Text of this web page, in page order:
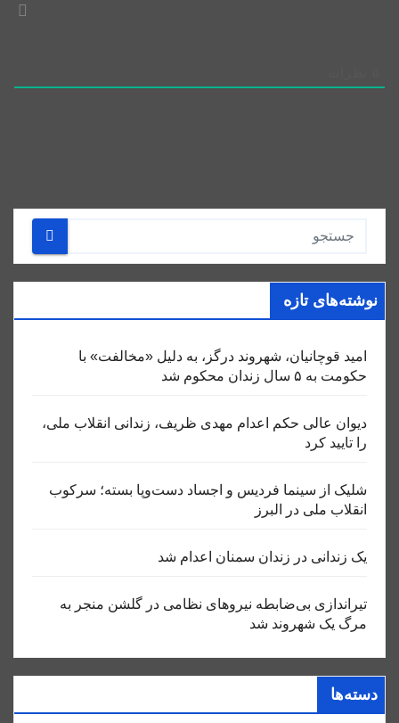
نوشته‌های تازه
امید قوچانیان، شهروند درگز، به دلیل «مخالفت» با
حکومت به ۵ سال زندان محکوم شد
دیوان عالی حکم اعدام مهدی ظریف، زندانی انقلاب ملی،
را تایید کرد
شلیک از سینما فردیس و اجساد دست‌وپا بسته؛ سرکوب
انقلاب ملی در البرز
یک زندانی در زندان سمنان اعدام شد
تیراندازی بی‌ضابطه نیروهای نظامی در گلشن منجر به
مرگ یک شهروند شد
دسته‌ها